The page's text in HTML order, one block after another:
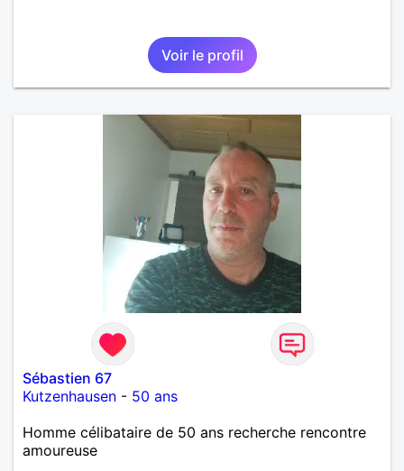
Voir le profil
Sébastien 67
Kutzenhausen - 50 ans
Homme célibataire de 50 ans recherche rencontre
amoureuse